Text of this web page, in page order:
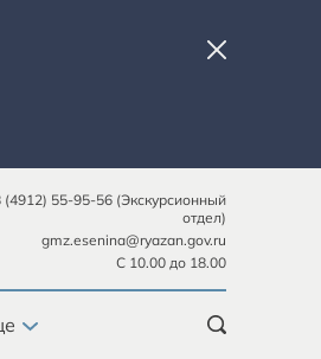
(4912) 55-95-56 (Экскурсионный
отдел)
gmz.esenina@ryazan.gov.ru
С 10.00 до 18.00